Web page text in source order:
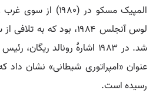
المپیک مسکو در
لوس آنجلس ۱۹۸۴، بود که
شد. در ۱۹۸۳ اشارۀ رونالد
عنوان «امپراتوری شیطانی» نشان داد
رسیده است.